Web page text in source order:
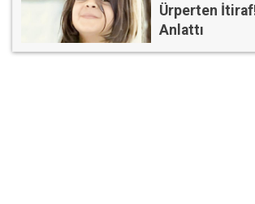
Ürperten
Anlattı